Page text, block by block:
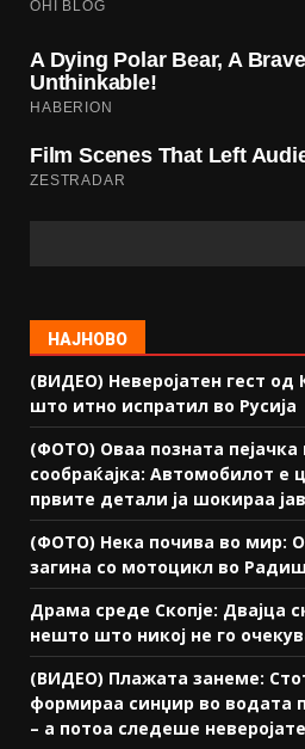
НАЈНОВО
(ВИДЕО) Неверојатен гест од
што итно испратил во Русија
(ФОТО) Оваа позната
сообраќајка: Автомобилот е
првите детали ја шокираа
(ФОТО) Нека почива во мир:
загина со мотоцикл во
Драма среде Скопје: Двајца
нешто што никој не го
(ВИДЕО) Плажата занеме:
формираа синџир во водата
– а потоа следеше